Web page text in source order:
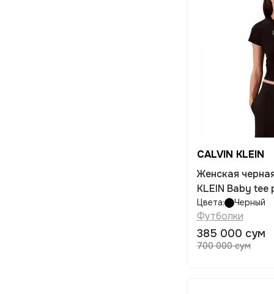
CALVIN KLEIN
Женская
KLEIN Baby tee
Цвета: Черный
Футболки
385 000 сум
700 000 сум